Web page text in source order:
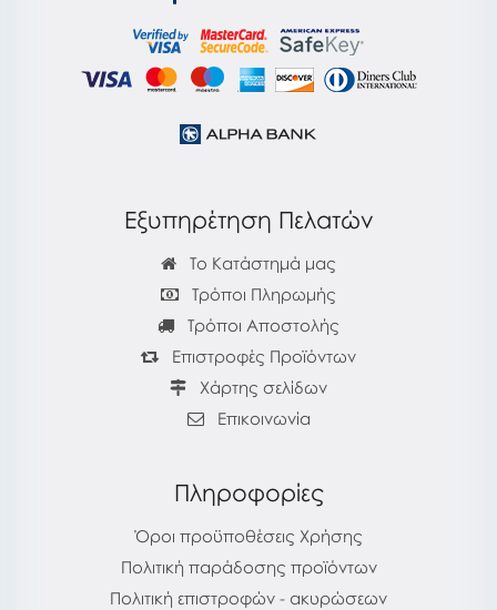
Εξυπηρέτηση Πελατών
Το Κατάστημά μας
Τρόποι Πληρωμής
Τρόποι Αποστολής
Επιστροφές Προϊόντων
Χάρτης σελίδων
Επικοινωνία
Πληροφορίες
Όροι προϋποθέσεις Χρήσης
Πολιτική παράδοσης προϊόντων
Πολιτική επιστροφών - ακυρώσεων